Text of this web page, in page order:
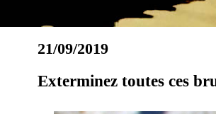
21/09/2019
Exterminez toutes ces